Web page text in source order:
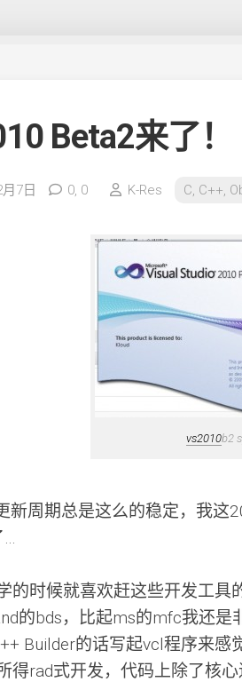
Beta2来了！
7日 0, 0 K-Res C, C++,
vs2010b2
新周期总是这么的稳定，我
…
的时候就喜欢赶这些开发工具
的bds，比起ms的mfc我还是
Builder的话写起vcl程序来
得rad式开发，代码上除了核